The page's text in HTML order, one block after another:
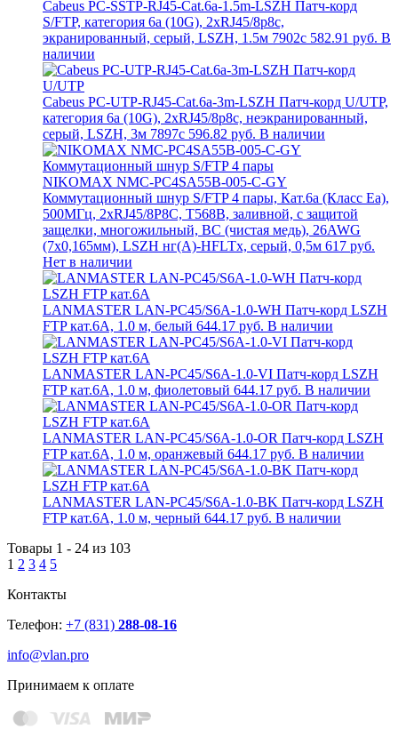
Cabeus PC-SSTP-RJ45-Cat.6a-1.5m-LSZH Патч-корд
S/FTP, категория 6а (10G), 2xRJ45/8p8c,
экранированный, серый, LSZH, 1.5м 7902c 582.91 руб. В
наличии
Cabeus PC-UTP-RJ45-Cat.6a-3m-LSZH Патч-корд U/UTP,
категория 6а (10G), 2xRJ45/8p8c, неэкранированный,
серый, LSZH, 3м 7897c 596.82 руб. В наличии
NIKOMAX NMC-PC4SA55B-005-C-GY
Коммутационный шнур S/FTP 4 пары, Кат.6a (Класс Ea),
500МГц, 2хRJ45/8P8C, T568B, заливной, с защитой
защелки, многожильный, BC (чистая медь), 26AWG
(7х0,165мм), LSZH нг(А)-HFLTx, серый, 0,5м 617 руб.
Нет в наличии
LANMASTER LAN-PC45/S6A-1.0-WH Патч-корд LSZH
FTP кат.6A, 1.0 м, белый 644.17 руб. В наличии
LANMASTER LAN-PC45/S6A-1.0-VI Патч-корд LSZH
FTP кат.6A, 1.0 м, фиолетовый 644.17 руб. В наличии
LANMASTER LAN-PC45/S6A-1.0-OR Патч-корд LSZH
FTP кат.6A, 1.0 м, оранжевый 644.17 руб. В наличии
LANMASTER LAN-PC45/S6A-1.0-BK Патч-корд LSZH
FTP кат.6A, 1.0 м, черный 644.17 руб. В наличии
Товары 1 - 24 из 103
1 2 3 4 5
Контакты
Телефон: +7 (831) 288-08-16
info@vlan.pro
Принимаем к оплате